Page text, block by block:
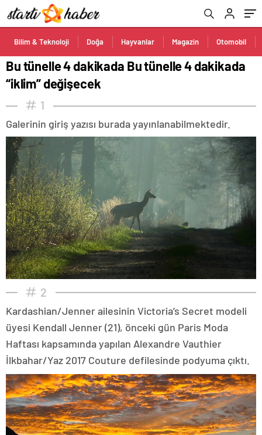
Bilim & Teknoloji Doğa Hayvanlar Magazin Otomobil
Bu tünelle 4 dakikada Bu tünelle 4 dakikada
“iklim” değişecek
1
Galerinin giriş yazısı burada yayınlanabilmektedir.
2
Kardashian/Jenner ailesinin Victoria’s Secret modeli
üyesi Kendall Jenner (21), önceki gün Paris Moda
Haftası kapsamında yapılan Alexandre Vauthier
İlkbahar/Yaz 2017 Couture defilesinde podyuma çıktı.